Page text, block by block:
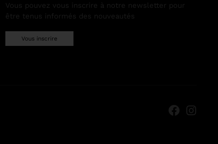
Vous pouvez vous inscrire à notre newsletter pour
être tenus informés des nouveautés
Vous inscrire